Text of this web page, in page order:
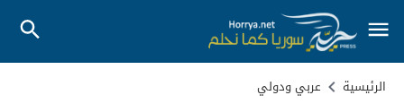
الرئيسية عربي ودولي